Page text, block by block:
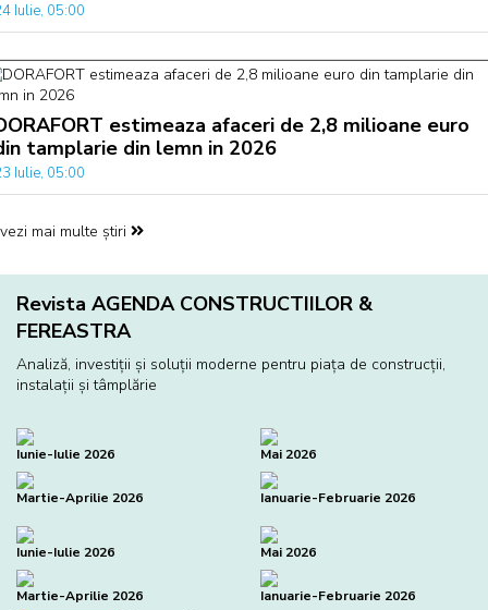
Iulie, 05:00
estimeaza afaceri de 2,8 milioane euro
tamplarie din lemn in 2026
Iulie, 05:00
vezi mai multe știri
Revista AGENDA CONSTRUCTIILOR &
FEREASTRA
Analiză, investiţii și soluţii moderne pentru piaţa de construcţii,
instalaţii și tâmplărie
Iunie-Iulie 2026 Mai 2026
Martie-Aprilie 2026 Ianuarie-Februarie 2026
Iunie-Iulie 2026 Mai 2026
Martie-Aprilie 2026 Ianuarie-Februarie 2026